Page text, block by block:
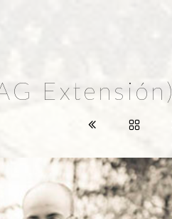
Extensión)